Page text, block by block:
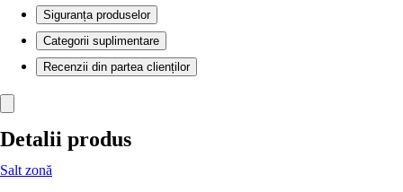
Siguranța produselor
Categorii suplimentare
Recenzii din partea clienților
Detalii produs
Salt zonă